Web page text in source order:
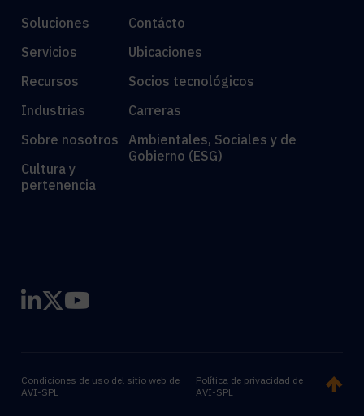
Soluciones
Servicios
Recursos
Industrias
Sobre nosotros
Cultura y
pertenencia
Contácto
Ubicaciones
Socios tecnológicos
Carreras
Ambientales, Sociales y de
Gobierno (ESG)
Condiciones de uso del sitio web de
AVI-SPL
Política de privacidad de
AVI-SPL